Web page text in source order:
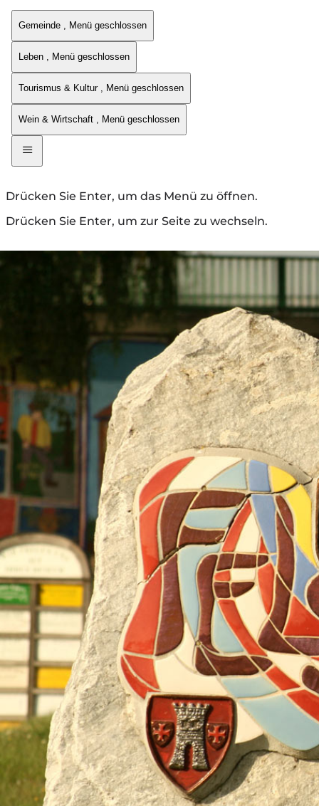
Gemeinde , Menü geschlossen
Leben , Menü geschlossen
Tourismus & Kultur , Menü geschlossen
Wein & Wirtschaft , Menü geschlossen
Drücken Sie Enter, um das Menü zu öffnen.
Drücken Sie Enter, um zur Seite zu wechseln.